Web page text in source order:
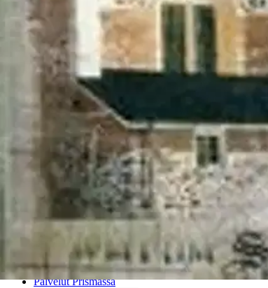
Reklamaatio
Takuu ja huolto
Toimitustavat
Maksutavat
Asennuspalvelut
Tilaus- ja toimitusehdot
Käyttöehdot
Tietosuojakäytäntö
Saavutettavuus
Vastuullisuus
Sivukartta
Mitä pidät Prisma.fi-verkkokaupasta?
Asiakaspalvelu
Usein kysytyt kysymykset
Ota yhteyttä asiakaspalveluun
Bonus ja asiakasomistajuus
Prisma-myymälöiden yhteystiedot
Mikä on Prisma?
Palvelut Prismassa